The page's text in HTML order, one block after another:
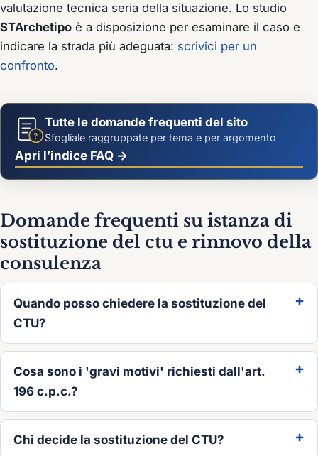
valutazione tecnica seria della situazione. Lo studio
STArchetipo è a disposizione per esaminare il caso e
indicare la strada più adeguata: scrivici per un
confronto.
?
Tutte le domande frequenti del sito
Sfogliale raggruppate per tema e per argomento
Apri l’indice FAQ →
Domande frequenti su istanza di
sostituzione del ctu e rinnovo della
consulenza
Quando posso chiedere la sostituzione del
CTU?
Cosa sono i 'gravi motivi' richiesti dall'art.
196 c.p.c.?
Chi decide la sostituzione del CTU?